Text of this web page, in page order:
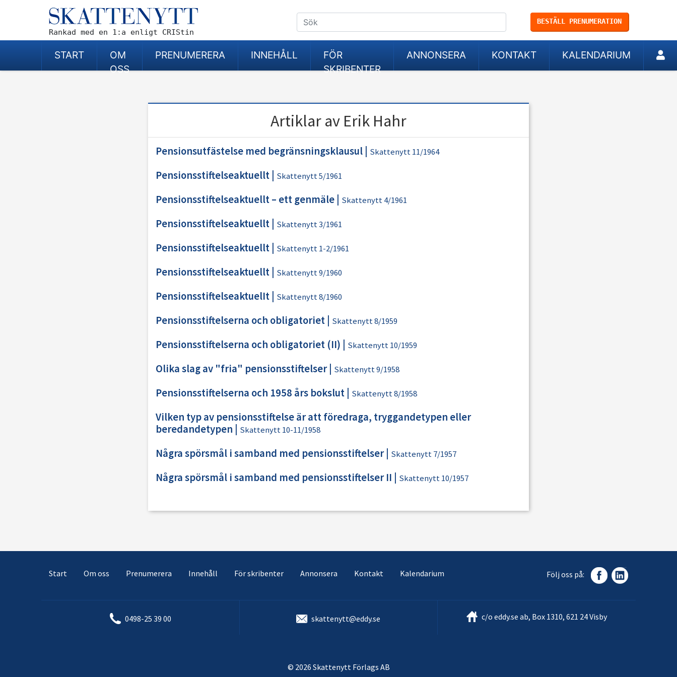
Rankad med en 1:a enligt CRIStin
BESTÄLL PRENUMERATION
START
OM
OSS
PRENUMERERA INNEHÅLL
FÖR
SKRIBENTER
ANNONSERA KONTAKT KALENDARIUM
Artiklar av Erik Hahr
Pensionsutfästelse med begränsningsklausul| Skattenytt 11/1964
Pensionsstiftelseaktuellt| Skattenytt 5/1961
Pensionsstiftelseaktuellt – ett genmäle| Skattenytt 4/1961
Pensionsstiftelseaktuellt| Skattenytt 3/1961
Pensionsstiftelseaktuellt| Skattenytt 1-2/1961
Pensionsstiftelseaktuellt| Skattenytt 9/1960
PensionsstiftelseaktuelIt| Skattenytt 8/1960
Pensionsstiftelserna och obligatoriet| Skattenytt 8/1959
Pensionsstiftelserna och obligatoriet (II) Skattenytt 10/1959
Olika slag av "fria" pensionsstiftelser| Skattenytt 9/1958
Pensionsstiftelserna och 1958 års bokslut| Skattenytt 8/1958
Vilken typ av pensionsstiftelse är att föredraga, tryggandetypen eller
beredandetypen
Skattenytt 10-11/1958
Några spörsmål i samband med pensionsstiftelser| Skattenytt 7/1957
Några spörsmål i samband med pensionsstiftelser II Skattenytt 10/1957
Start Om oss Prenumerera Innehåll För skribenter Annonsera Kontakt Kalendarium Följ oss på:
0498-25 39 00 skattenytt@eddy.se c/o eddy.se ab, Box 1310, 621 24 Visby
© 2026 Skattenytt Förlags AB